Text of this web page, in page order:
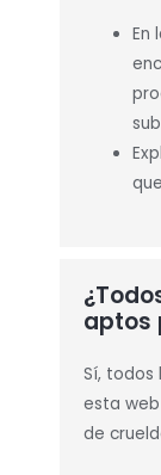
En
aptos
Sí, todos
esta
de